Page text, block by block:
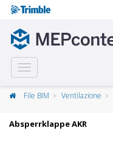
Toggle
navigation
File BIM Ventilazione
Absperrklappe AKR